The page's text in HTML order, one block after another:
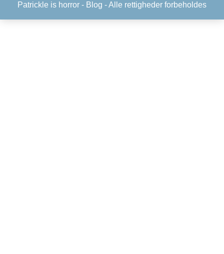
Patrickle is horror - Blog - Alle rettigheder forbeholdes